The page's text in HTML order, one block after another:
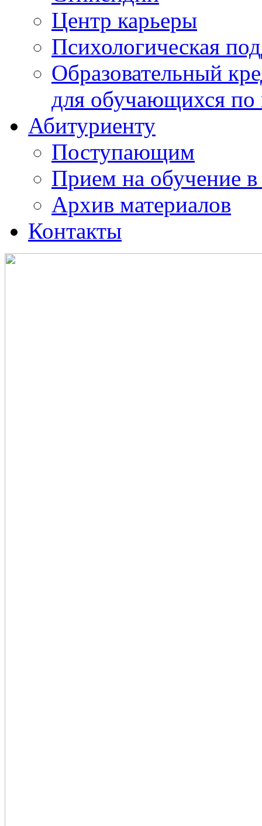
Центр карьеры
Психологическая
Образовательный
для обучающихся
Абитуриенту
Поступающим
Прием на обучение в
Архив материалов
Контакты